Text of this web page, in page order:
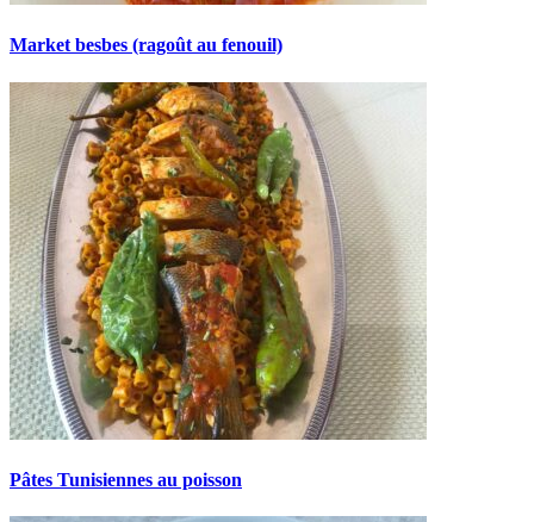
Market besbes (ragoût au fenouil)
Pâtes Tunisiennes au poisson